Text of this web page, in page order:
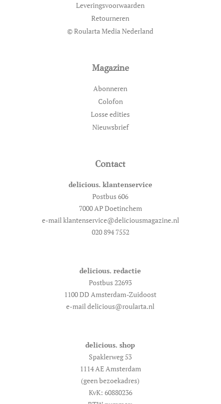
Leveringsvoorwaarden
Retourneren
© Roularta Media Nederland
Magazine
Abonneren
Colofon
Losse edities
Nieuwsbrief
Contact
delicious. klantenservice
Postbus 606
7000 AP Doetinchem
e-mail klantenservice@deliciousmagazine.nl
020 894 7552
delicious. redactie
Postbus 22693
1100 DD Amsterdam-Zuidoost
e-mail delicious@roularta.nl
delicious. shop
Spaklerweg 53
1114 AE Amsterdam
(geen bezoekadres)
KvK: 60880236